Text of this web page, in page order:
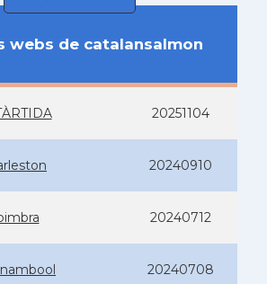
webs de catalansalmon
20251104
20240910
20240712
20240708